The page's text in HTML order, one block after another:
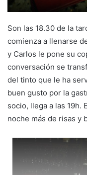
Son las 18.30 de la
comienza a llenarse
y Carlos le pone su
conversación se
del tinto que le ha
buen gusto por la
socio, llega a las 19h.
noche más de risas y